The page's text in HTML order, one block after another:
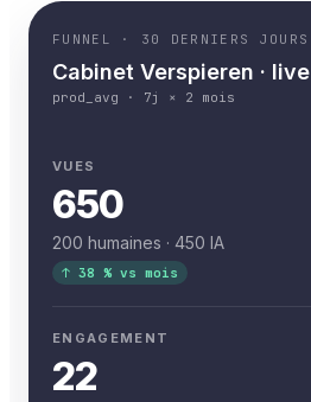
FUNNEL · 30 DERNIERS JOURS
Cabinet Verspieren · live
prod_avg · 7j × 2 mois
VUES
650
200 humaines · 450 IA
↑ 38 % vs mois
ENGAGEMENT
22